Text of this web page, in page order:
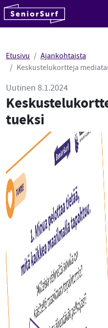
Hyppää sisältöön
Etusivu
Ajankohtaista
Keskustelukortteja
Uutinen 8.1.2024
tueksi